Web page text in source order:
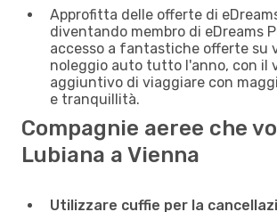
Approfitta delle offerte di
diventando membro di eDreams
accesso a fantastiche offerte su
noleggio auto tutto l'anno, con il
aggiuntivo di viaggiare con
e tranquillità.
Compagnie aeree che
Lubiana a Vienna
Utilizzare cuffie per la